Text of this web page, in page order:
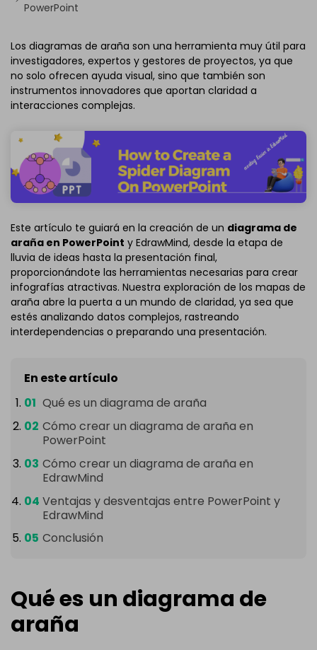
PowerPoint
Los diagramas de araña son una herramienta muy útil para
investigadores, expertos y gestores de proyectos, ya que
no solo ofrecen ayuda visual, sino que también son
instrumentos innovadores que aportan claridad a
interacciones complejas.
Este artículo te guiará en la creación de un diagrama de
araña en PowerPoint y EdrawMind, desde la etapa de
lluvia de ideas hasta la presentación final,
proporcionándote las herramientas necesarias para crear
infografías atractivas. Nuestra exploración de los mapas de
araña abre la puerta a un mundo de claridad, ya sea que
estés analizando datos complejos, rastreando
interdependencias o preparando una presentación.
En este artículo
Qué es un diagrama de araña
Cómo crear un diagrama de araña en
PowerPoint
Cómo crear un diagrama de araña en
EdrawMind
Ventajas y desventajas entre PowerPoint y
EdrawMind
Conclusión
Qué es un diagrama de
araña